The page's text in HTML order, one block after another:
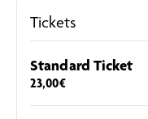
Tickets
Standard Ticket
23,00€